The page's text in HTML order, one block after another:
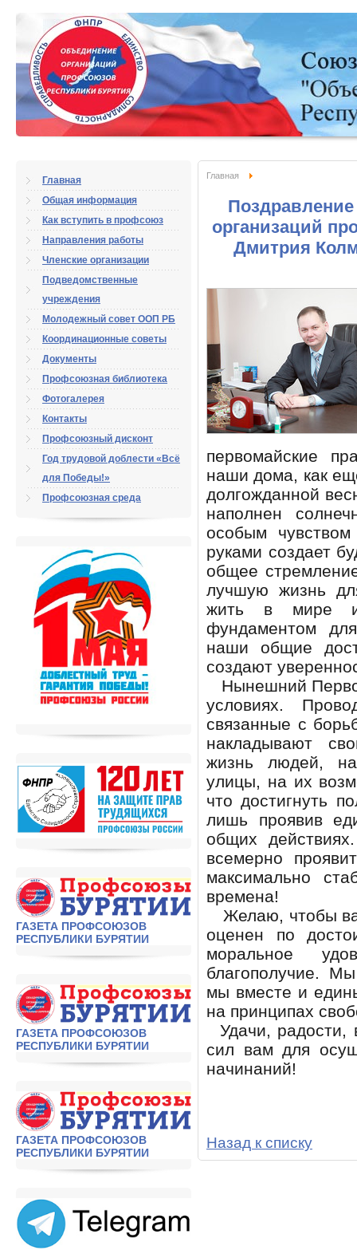
Главная
Общая информация
Как вступить в профсоюз
Направления работы
Членские организации
Подведомственные
учреждения
Молодежный совет ООП РБ
Координационные советы
Документы
Профсоюзная библиотека
Фотогалерея
Контакты
Профсоюзный дисконт
Год трудовой доблести «Всё
для Победы!»
Профсоюзная среда
ГАЗЕТА ПРОФСОЮЗОВ
РЕСПУБЛИКИ БУРЯТИИ
ГАЗЕТА ПРОФСОЮЗОВ
РЕСПУБЛИКИ БУРЯТИИ
ГАЗЕТА ПРОФСОЮЗОВ
РЕСПУБЛИКИ БУРЯТИИ
Главная
организаций
Дмитрия
первомайские
наши дома, как
долгожданной
наполнен
особым
руками создает
общее
лучшую жизнь
жить в мире и
фундаментом
наши общие
создают
Нынешний
условиях.
связанные с
накладывают
жизнь людей,
улицы, на их
что достигнуть
лишь проявив
общих
всемерно
максимально
времена!
Желаю, чтобы
оценен по
моральное
благополучие.
мы вместе и
на принципах
Удачи, радости,
сил вам для
начинаний!
Назад к списку